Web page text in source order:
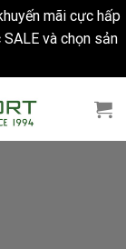
mãi cực hấp
và chọn sản